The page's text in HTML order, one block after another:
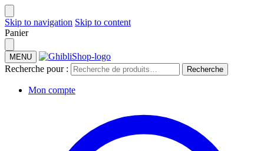
Skip to navigation Skip to content
Panier
MENU
Recherche pour : Recherche
Mon compte